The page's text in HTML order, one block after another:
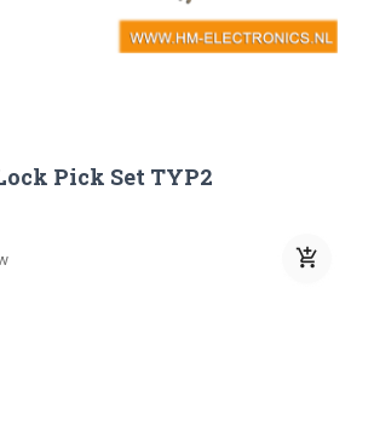
Pick Set TYP2
add_shopping_cart